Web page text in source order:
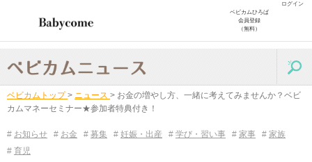
ログイン
ベビカムひろば
会員登録
（無料）
ベビカムトップ > ニュース > お金の増やし方、一緒に考えてみませんか？ベビ
カムマネーセミナー★参加者特典付き！
# お知らせ # お金 # 募集 # 妊娠・出産 # 学び・習い事 # 家事 # 家族
# 育児